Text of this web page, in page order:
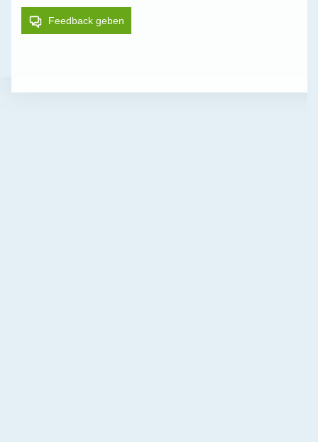
Feedback geben